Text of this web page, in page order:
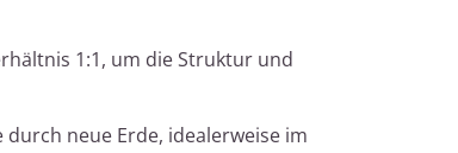
1:1, um die Struktur und
neue Erde, idealerweise im